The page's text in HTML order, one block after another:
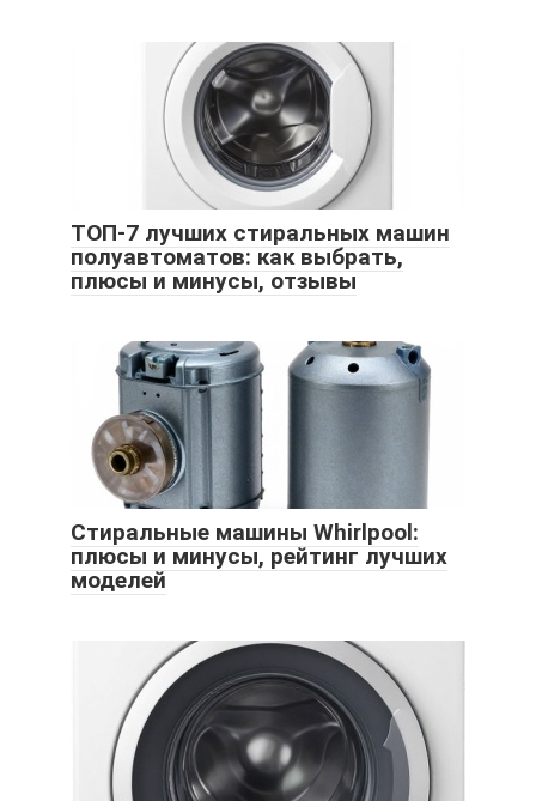
ТОП-7 лучших стиральных машин
полуавтоматов: как выбрать,
плюсы и минусы, отзывы
Стиральные машины Whirlpool:
плюсы и минусы, рейтинг лучших
моделей